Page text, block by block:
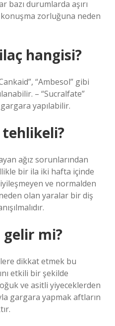
bazı durumlarda aşırı
konuşma zorluğuna neden
hangisi?
“Ambesol” gibi
– “Sucralfate”
yapılabilir.
ağız sorunlarından
bir ila iki hafta içinde
ve normalden
olan yaralar bir diş
mi?
dikkat etmek bu
etkili bir şekilde
ve asitli yiyeceklerden
gargara yapmak aftların